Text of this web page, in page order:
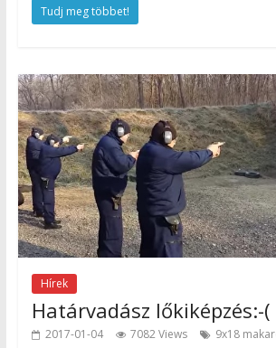
Tudj meg többet!
Hírek
Határvadász lőkiképzés:-(
2017-01-04 7082 Views 9x18